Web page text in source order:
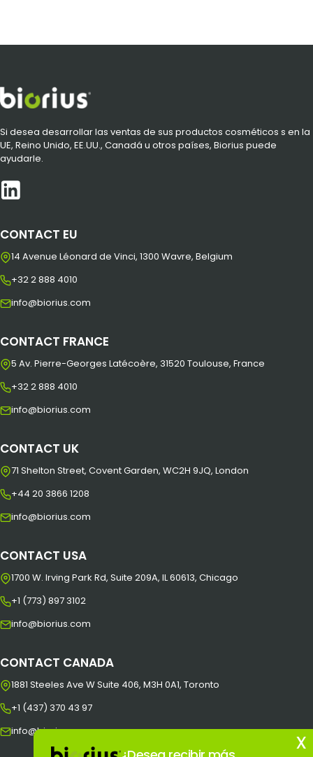
Si desea desarrollar las ventas de sus productos cosméticos s en la
UE, Reino Unido, EE.UU., Canadá u otros países, Biorius puede
ayudarle.
CONTACT EU
14 Avenue Léonard de Vinci, 1300 Wavre, Belgium
+32 2 888 4010
info@biorius.com
CONTACT FRANCE
5 Av. Pierre-Georges Latécoère, 31520 Toulouse, France
+32 2 888 4010
info@biorius.com
CONTACT UK
71 Shelton Street, Covent Garden, WC2H 9JQ, London
+44 20 3866 1208
info@biorius.com
CONTACT USA
1700 W. Irving Park Rd, Suite 209A, IL 60613, Chicago
+1 (773) 897 3102
info@biorius.com
CONTACT CANADA
1881 Steeles Ave W Suite 406, M3H 0A1, Toronto
+1 (437) 370 43 97
info@biorius.com
x